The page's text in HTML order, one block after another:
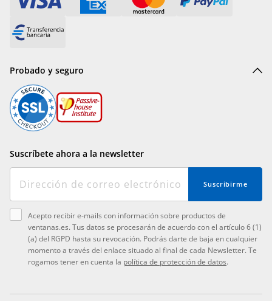
Probado y seguro
Suscríbete ahora a la newsletter
Suscribirme
Acepto recibir e-mails con información sobre productos de
ventanas.es. Tus datos se procesarán de acuerdo con el artículo 6 (1)
(a) del RGPD hasta su revocación. Podrás darte de baja en cualquier
momento a través del enlace situado al final de cada Newsletter. Te
rogamos tener en cuenta la política de protección de datos.